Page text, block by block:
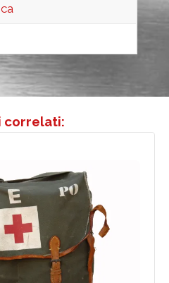
correlati:
Privata a Firenze